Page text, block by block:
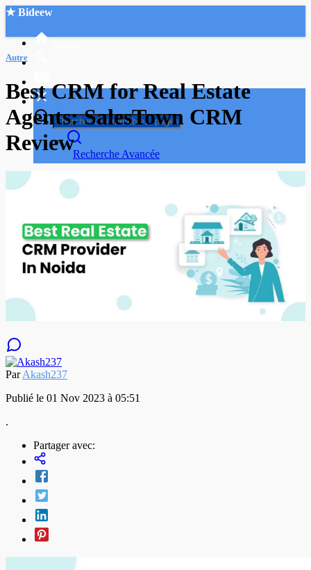
★ Bideew
Recherche Avancée
Mon compte
Connexion
Autre
Best CRM for Real Estate
Agents: SalesTown CRM
Review
ParAkash237
Publié le 01 Nov 2023 à 05:51
.
Partager avec: